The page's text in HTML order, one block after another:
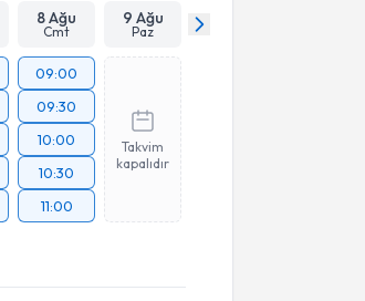
8 Ağu
Cmt
9 Ağu
Paz
09:00
09:30
10:00
10:30
11:00
Takvim
kapalıdır